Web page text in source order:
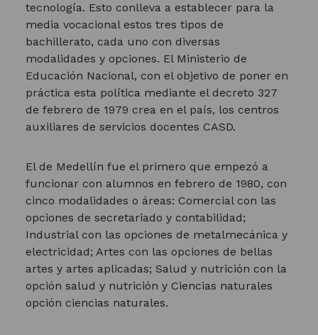
tecnología. Esto conlleva a establecer para la
media vocacional estos tres tipos de
bachillerato, cada uno con diversas
modalidades y opciones. El Ministerio de
Educación Nacional, con el objetivo de poner en
práctica esta política mediante el decreto 327
de febrero de 1979 crea en el país, los centros
auxiliares de servicios docentes CASD.
El de Medellín fue el primero que empezó a
funcionar con alumnos en febrero de 1980, con
cinco modalidades o áreas: Comercial con las
opciones de secretariado y contabilidad;
Industrial con las opciones de metalmecánica y
electricidad; Artes con las opciones de bellas
artes y artes aplicadas; Salud y nutrición con la
opción salud y nutrición y Ciencias naturales
opción ciencias naturales.